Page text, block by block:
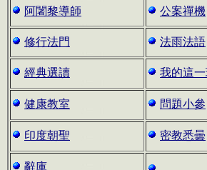
阿闍黎導師 公案禪機
修行法門 法雨法語
經典選讀 我的這
健康教室 問題小參
印度朝聖 密教悉曇
辭庫